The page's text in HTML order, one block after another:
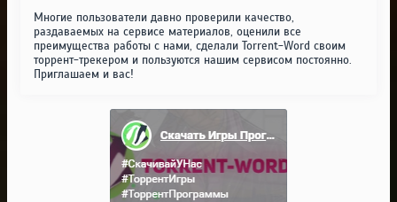
Многие пользователи давно проверили качество,
раздаваемых на сервисе материалов, оценили все
преимущества работы с нами, сделали Torrent-Word своим
торрент-трекером и пользуются нашим сервисом постоянно.
Приглашаем и вас!